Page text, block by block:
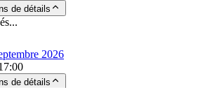
de détails
2026
de détails